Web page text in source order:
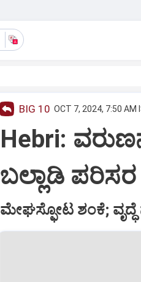
BIG 10 OCT 7, 2024, 7:50 AM
Hebri:
ಬಲ್ಲಾಡಿ ಪರಿಸರ
ಮೇಘಸ್ಫೋಟ ಶಂಕೆ; ವೃದ್ಧೆ